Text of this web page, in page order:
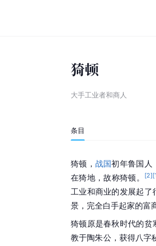
猗顿
大手工业者和商人
条目
猗顿， 战国初年鲁国人
在猗地，故称猗顿。
[2][
工业和商业的发展起
景，完全白手起家的富
猗顿原是春秋时代的
教于陶朱公，获得八字